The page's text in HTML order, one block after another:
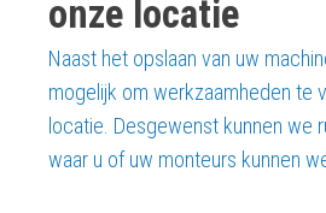
onze locatie
Naast het opslaan van uw
mogelijk om werkzaamheden te
locatie. Desgewenst kunnen we
waar u of uw monteurs kunnen